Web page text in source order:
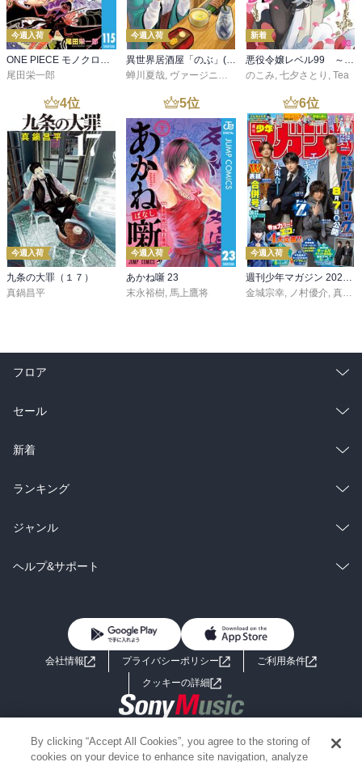
今週入荷
尾田栄一郎
今週入荷
蝉川夏哉 ヴァージニア二等兵 ,転
新着
のこみ 七夕さとり Tea
4位
今週入荷
九条の大罪（１７）
真鍋昌平
5位
今週入荷
あかね噺 23
末永裕樹, 馬上鷹将
6位
今週入荷
週刊少年マガジン 2026年36・37号[2026年8月5日発売]
金城宗幸, ノ村優介, 真島ヒロ
フロア
総合
ラノベ
雑誌・グラビア
BL・TL
セール
総合
ラノベ
雑誌・グラビア
BL・TL
新着
総合
ラノベ
雑誌・グラビア
ランキング
総合
ラノベ
ジャンル
コミック
ライトノベル 男子向けラノベ
小説
海外小説
ミステリー SF
ヘルプ&サポート
よくあるご質問 お問い合わせ
会社情報 プライバシーポリシー
ご利用条件
クッキーの詳細
Copyright 2017 - 2026 Sony Music Entertainment(Japan) Inc.
Information on the site is for the Japan domestic market only
By clicking “Accept All Cookies”, you agree to the storing of
cookies on your device to enhance site navigation, analyze